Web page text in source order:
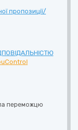
пропозиції/
переможцю